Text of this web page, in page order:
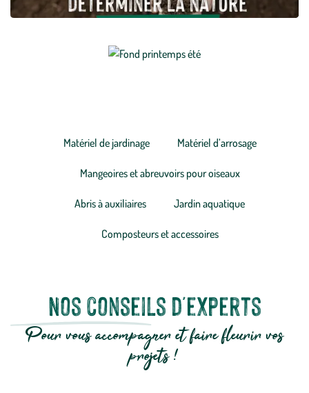
vidéo
Matériel de jardinage Matériel d’arrosage
Mangeoires et abreuvoirs pour oiseaux
Abris à auxiliaires Jardin aquatique
Composteurs et accessoires
Nos conseils d'experts
Pour vous accompagner et faire fleurir vos
projets !